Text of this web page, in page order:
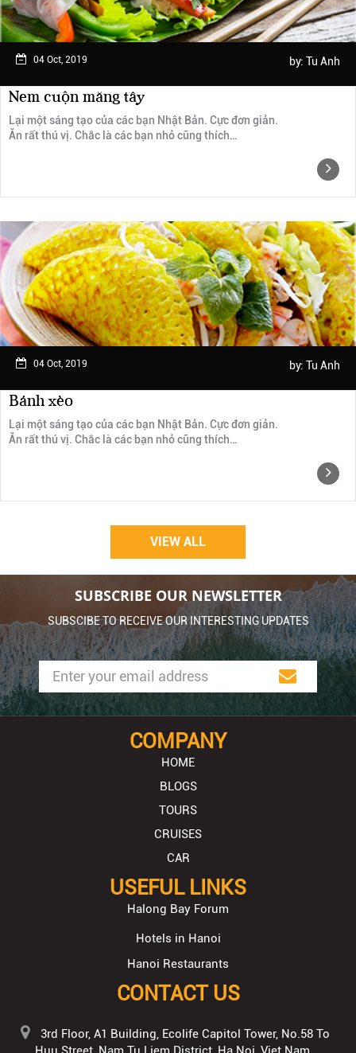
04 Oct, 2019 by: Tu Anh
Nem cuộn măng tây
Lại một sáng tạo của các bạn Nhật Bản. Cực đơn giản.
Ăn rất thú vị. Chắc là các bạn nhỏ cũng thích…
04 Oct, 2019 by: Tu Anh
Bánh xèo
Lại một sáng tạo của các bạn Nhật Bản. Cực đơn giản.
Ăn rất thú vị. Chắc là các bạn nhỏ cũng thích…
VIEW ALL
SUBSCRIBE OUR NEWSLETTER
SUBSCIBE TO RECEIVE OUR INTERESTING UPDATES
COMPANY
HOME
BLOGS
TOURS
CRUISES
CAR
USEFUL LINKS
Halong Bay Forum
Hotels in Hanoi
Hanoi Restaurants
CONTACT US
3rd Floor, A1 Building, Ecolife Capitol Tower, No.58 To